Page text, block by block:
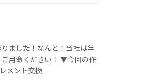
ました！なんと！当社は年
用命ください！ ▼今回の作
メント交換